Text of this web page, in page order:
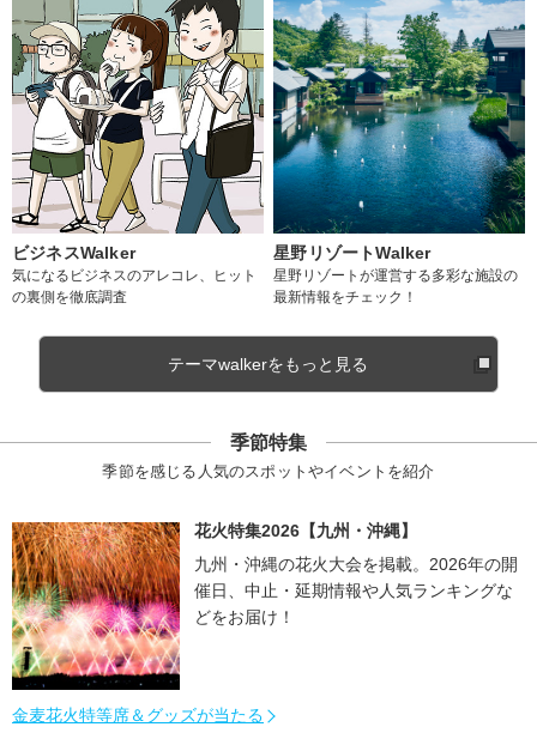
ビジネスWalker
気になるビジネスのアレコレ、ヒット
の裏側を徹底調査
星野リゾートWalker
星野リゾートが運営する多彩な施設の
最新情報をチェック！
テーマwalkerをもっと見る
季節特集
季節を感じる人気のスポットやイベントを紹介
花火特集2026【九州・沖縄】
九州・沖縄の花火大会を掲載。2026年の開
催日、中止・延期情報や人気ランキングな
どをお届け！
金麦花火特等席＆グッズが当たる